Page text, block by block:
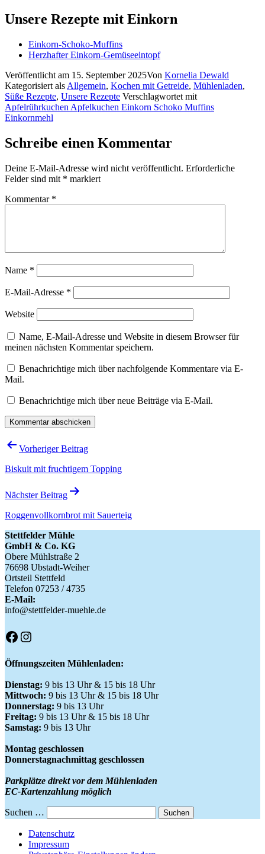
Unsere Rezepte mit Einkorn
Einkorn-Schoko-Muffins
Herzhafter Einkorn-Gemüseeintopf
Veröffentlicht am 15. September 2025Von Kornelia Dewald
Kategorisiert als Allgemein, Kochen mit Getreide, Mühlenladen,
Süße Rezepte, Unsere Rezepte Verschlagwortet mit
Apfelrührkuchen Apfelkuchen Einkorn Schoko Muffins
Einkornmehl
Schreibe einen Kommentar
Deine E-Mail-Adresse wird nicht veröffentlicht. Erforderliche
Felder sind mit * markiert
Kommentar *
Name *
E-Mail-Adresse *
Website
Name, E-Mail-Adresse und Website in diesem Browser für
meinen nächsten Kommentar speichern.
Benachrichtige mich über nachfolgende Kommentare via E-
Mail.
Benachrichtige mich über neue Beiträge via E-Mail.
Beitragsnavigation
Vorheriger Beitrag
Biskuit mit fruchtigem Topping
Nächster Beitrag
Roggenvollkornbrot mit Sauerteig
Stettfelder Mühle
GmbH & Co. KG
Obere Mühlstraße 2
76698 Ubstadt-Weiher
Ortsteil Stettfeld
Telefon 07253 / 4735
E-Mail:
info@stettfelder-muehle.de
Facebook
Instagram
Öffnungszeiten Mühlenladen:
Dienstag: 9 bis 13 Uhr & 15 bis 18 Uhr
Mittwoch: 9 bis 13 Uhr & 15 bis 18 Uhr
Donnerstag: 9 bis 13 Uhr
Freitag: 9 bis 13 Uhr & 15 bis 18 Uhr
Samstag: 9 bis 13 Uhr
Montag geschlossen
Donnerstagnachmittag geschlossen
Parkplätze direkt vor dem Mühlenladen
EC-Kartenzahlung möglich
Suchen …
Datenschutz
Impressum